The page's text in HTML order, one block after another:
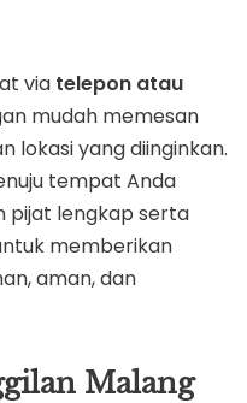
via telepon atau
mudah memesan
lokasi yang diinginkan.
tempat Anda
pijat lengkap serta
memberikan
aman, dan
Malang